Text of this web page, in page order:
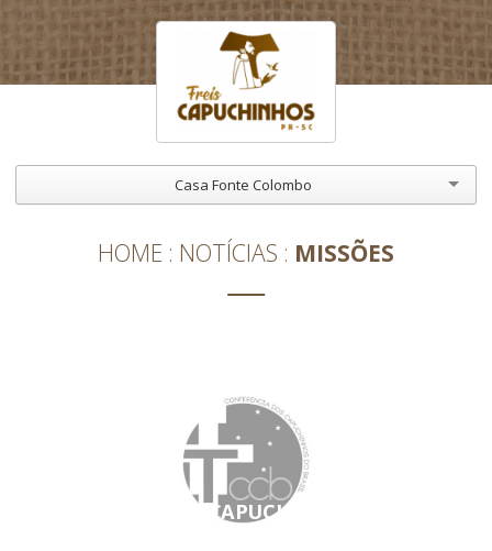
Casa Fonte Colombo
HOME NOTÍCIAS MISSÕES
SANTAS MISSÕES CAPUCHINHAS EM